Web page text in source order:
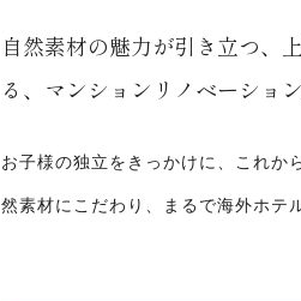
自然素材の魅力が引き立つ、
る、マンションリノベーション
お子様の独立をきっかけに、これか
然素材にこだわり、まるで海外ホテ